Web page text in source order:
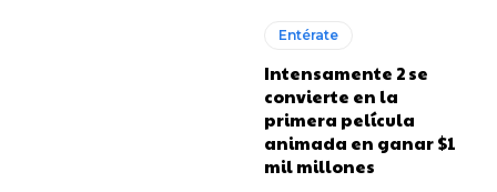
Entérate
Intensamente 2 se
convierte en la
primera película
animada en ganar $1
mil millones